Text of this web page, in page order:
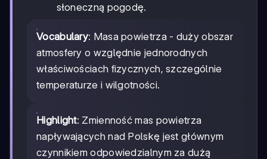
słoneczną pogodę.
Vocabulary: Masa powietrza - duży obszar
atmosfery o względnie jednorodnych
właściwościach fizycznych, szczególnie
temperaturze i wilgotności.
Highlight: Zmienność mas powietrza
napływających nad Polskę jest głównym
czynnikiem odpowiedzialnym za dużą